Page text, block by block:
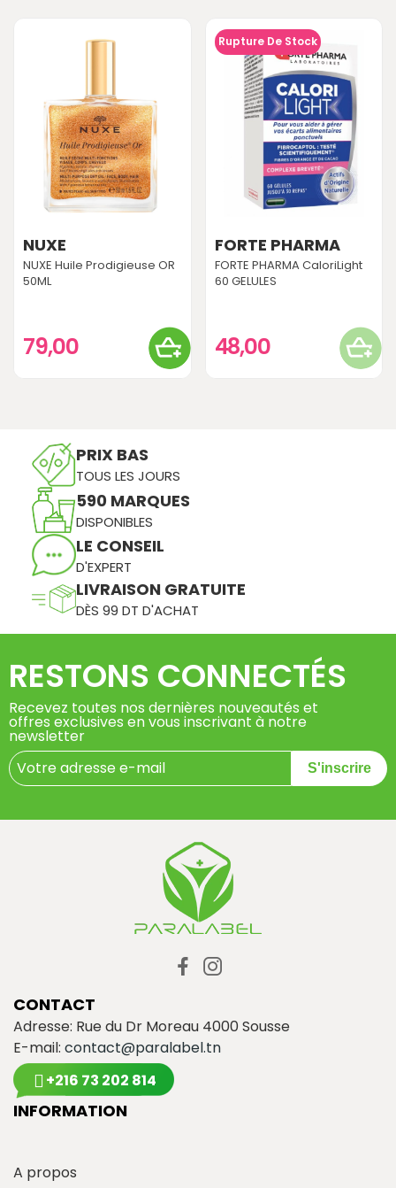
NUXE
NUXE Huile Prodigieuse OR
50ML
79,00
Rupture De Stock
FORTE PHARMA
FORTE PHARMA CaloriLight
60 GELULES
48,00
PRIX BAS
TOUS LES JOURS
590 MARQUES
DISPONIBLES
LE CONSEIL
D'EXPERT
LIVRAISON GRATUITE
DÈS 99 DT D'ACHAT
RESTONS CONNECTÉS
Recevez toutes nos dernières nouveautés et
offres exclusives en vous inscrivant à notre
newsletter
S'inscrire
CONTACT
Adresse: Rue du Dr Moreau 4000 Sousse
E-mail: contact@paralabel.tn
+216 73 202 814
INFORMATION
A propos